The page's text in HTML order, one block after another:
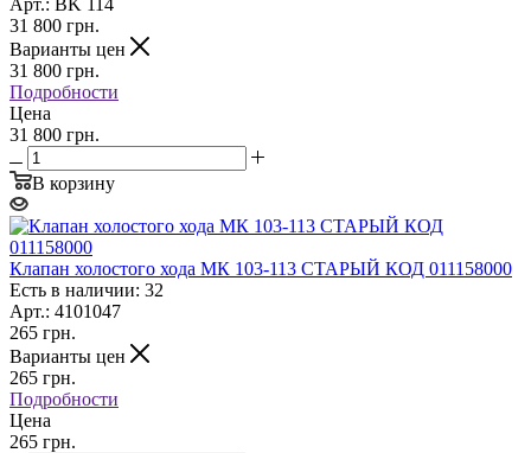
31 800 грн.
Варианты цен
31 800 грн.
Подробности
Цена
31 800 грн.
В корзину
Клапан холостого хода МК 103-113 СТАРЫЙ КОД 011158000
Есть в наличии: 32
Арт.: 4101047
265 грн.
Варианты цен
265 грн.
Подробности
Цена
265 грн.